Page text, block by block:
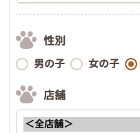
性別
男の子 女の子
店舗